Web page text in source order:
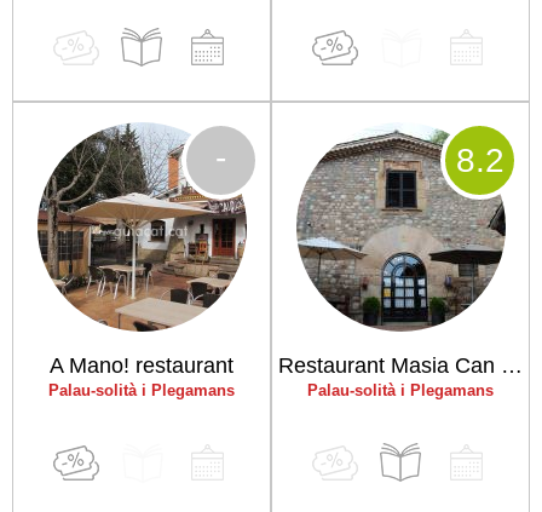
A Mano! restaurant
Palau-solità i Plegamans
-
Restaurant Masia Can Duran
Palau-solità i Plegamans
8.2